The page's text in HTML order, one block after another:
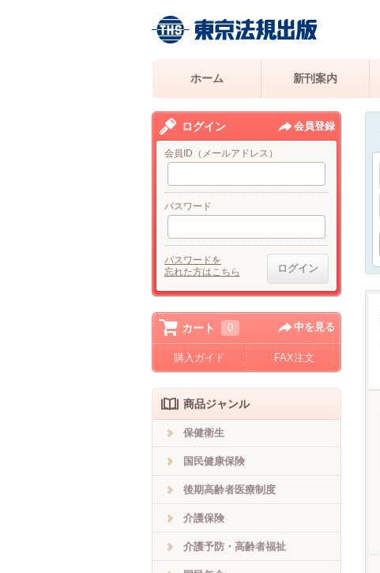
ホーム 新刊案内
ログイン 会員登録
会員ID（メールアドレス）
パスワード
パスワードを
忘れた方はこちら
カート 0 中を見る
購入ガイド FAX注文
商品ジャンル
保健衛生
国民健康保険
後期高齢者医療制度
介護保険
介護予防・高齢者福祉